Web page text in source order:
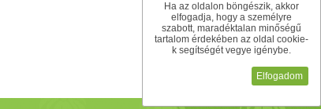
Ha az oldalon böngészik, akkor
elfogadja, hogy a személyre
szabott, maradéktalan minőségű
tartalom érdekében az oldal cookie-
k segítségét vegye igénybe.
Elfogadom